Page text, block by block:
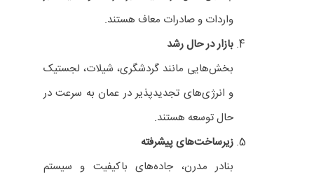
واردات و صادرات معاف هستند.
بازار در حال رشد
بخش‌هایی مانند گردشگری، شیلات، لجستیک
و انرژی‌های تجدیدپذیر در عمان به سرعت در
حال توسعه هستند.
زیرساخت‌های پیشرفته
بنادر مدرن، جاده‌های باکیفیت و سیستم